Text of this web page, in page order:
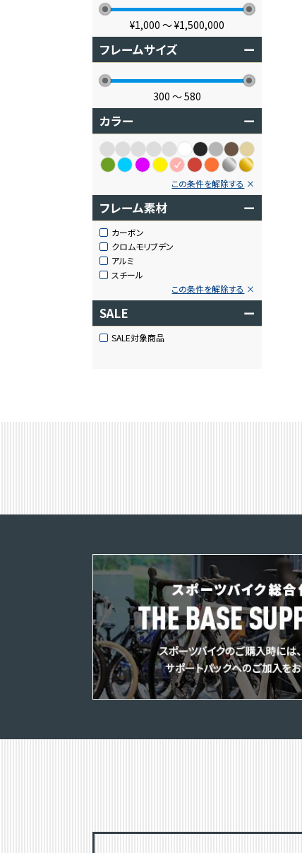
¥1,000 〜¥1,500,000
フレームサイズ ー
300 〜580
カラー ー
この条件を解除する
フレーム素材 ー
カーボン
クロムモリブデン
アルミ
スチール
この条件を解除する
SALE ー
SALE対象商品